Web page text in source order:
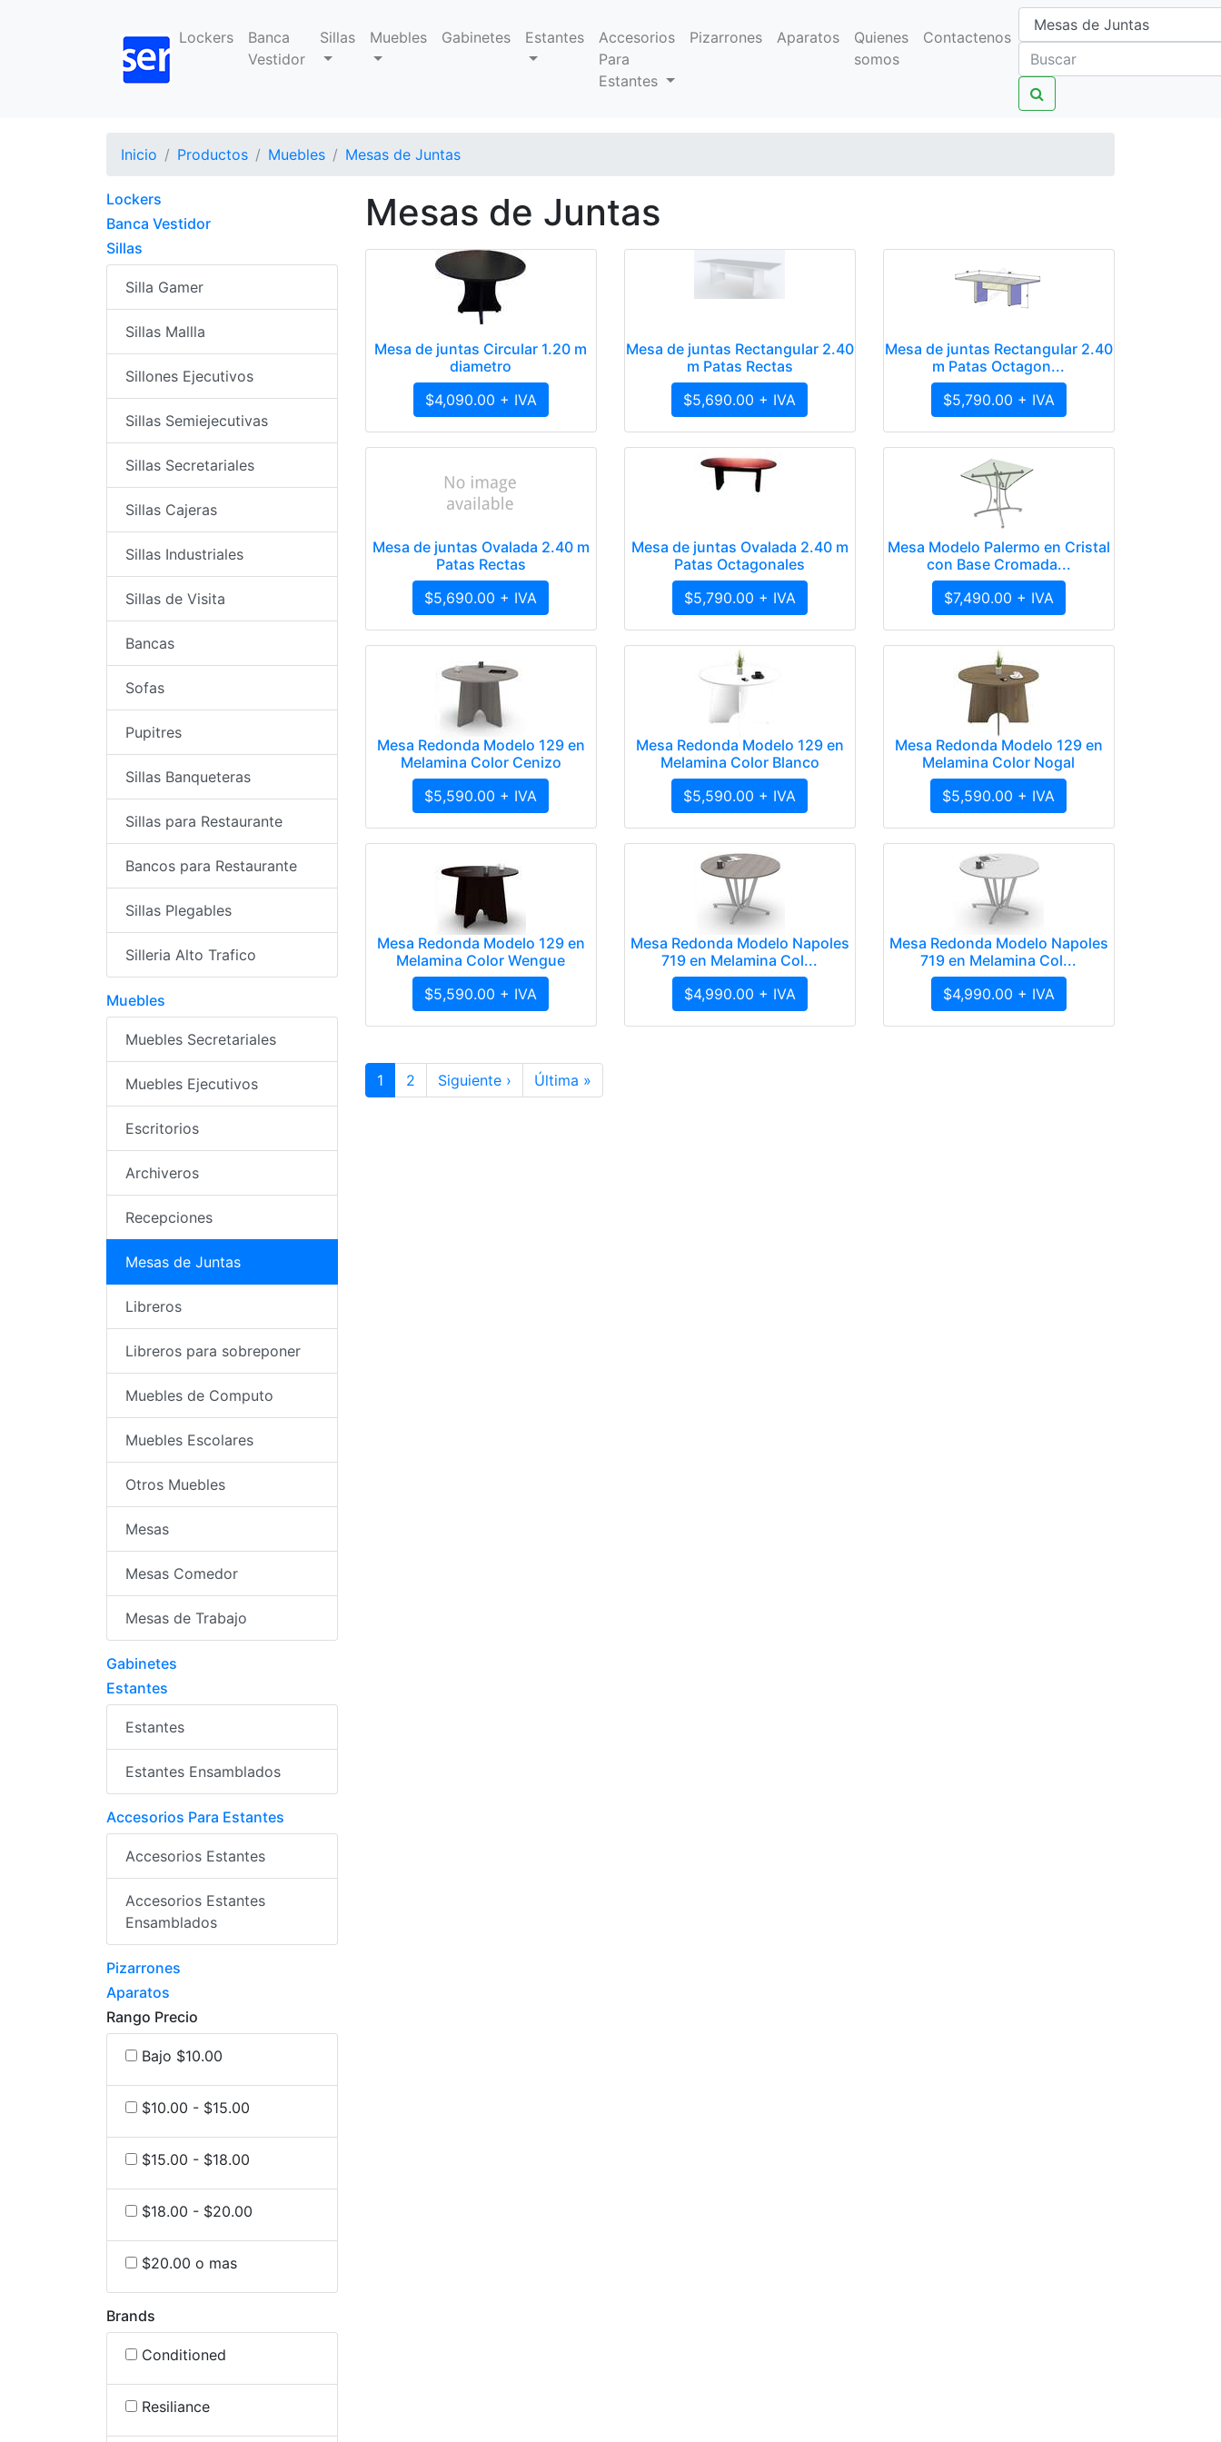
Lockers
Banca
Vestidor
Sillas Muebles Gabinetes Estantes
Accesorios
Para
Estantes
Pizarrones Aparatos
Quienes
somos
Contactenos
Inicio Productos Muebles Mesas de Juntas
Lockers
Banca Vestidor
Sillas
Silla Gamer
Sillas Mallla
Sillones Ejecutivos
Sillas Semiejecutivas
Sillas Secretariales
Sillas Cajeras
Sillas Industriales
Sillas de Visita
Bancas
Sofas
Pupitres
Sillas Banqueteras
Sillas para Restaurante
Bancos para Restaurante
Sillas Plegables
Silleria Alto Trafico
Muebles
Muebles Secretariales
Muebles Ejecutivos
Escritorios
Archiveros
Recepciones
Mesas de Juntas
Libreros
Libreros para sobreponer
Muebles de Computo
Muebles Escolares
Otros Muebles
Mesas
Mesas Comedor
Mesas de Trabajo
Gabinetes
Estantes
Estantes
Estantes Ensamblados
Accesorios Para Estantes
Accesorios Estantes
Accesorios Estantes
Ensamblados
Pizarrones
Aparatos
Rango Precio
Bajo $10.00
$10.00 - $15.00
$15.00 - $18.00
$18.00 - $20.00
$20.00 o mas
Brands
Conditioned
Resiliance
Mesas de Juntas
Mesa de juntas Circular 1.20 m
diametro
$4,090.00 + IVA
Mesa de juntas Rectangular 2.40
m Patas Rectas
$5,690.00 + IVA
Mesa de juntas Rectangular 2.40
m Patas Octagon...
$5,790.00 + IVA
Mesa de juntas Ovalada 2.40 m
Patas Rectas
$5,690.00 + IVA
Mesa de juntas Ovalada 2.40 m
Patas Octagonales
$5,790.00 + IVA
Mesa Modelo Palermo en Cristal
con Base Cromada...
$7,490.00 + IVA
Mesa Redonda Modelo 129 en
Melamina Color Cenizo
$5,590.00 + IVA
Mesa Redonda Modelo 129 en
Melamina Color Blanco
$5,590.00 + IVA
Mesa Redonda Modelo 129 en
Melamina Color Nogal
$5,590.00 + IVA
Mesa Redonda Modelo 129 en
Melamina Color Wengue
$5,590.00 + IVA
Mesa Redonda Modelo Napoles
719 en Melamina Col...
$4,990.00 + IVA
Mesa Redonda Modelo Napoles
719 en Melamina Col...
$4,990.00 + IVA
1 2 Siguiente › Última »